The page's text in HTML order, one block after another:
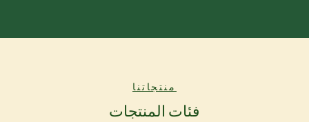
منتجاتنا
فئات المنتجات